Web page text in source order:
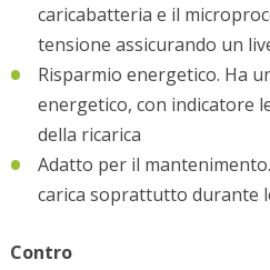
caricabatteria e il
tensione assicurando un
Risparmio energetico. Ha
energetico, con indicatore
della ricarica
Adatto per il
carica soprattutto durante
Contro